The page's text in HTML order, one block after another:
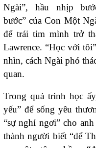
Ngài”, hầu nhịp
bước” của Con Một
để trái tim mình trở
Lawrence. “Học với
nhìn, cách Ngài phó
quan.
Trong quá trình học
yếu” để sống yêu
“sự nghỉ ngơi” cho
thành người biết “để